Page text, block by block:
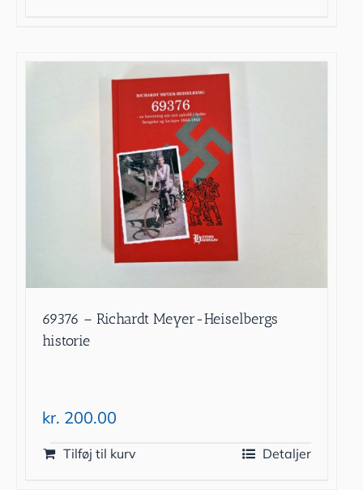
69376 – Richardt Meyer-Heiselbergs
historie
kr. 200.00
Tilføj til kurv Detaljer